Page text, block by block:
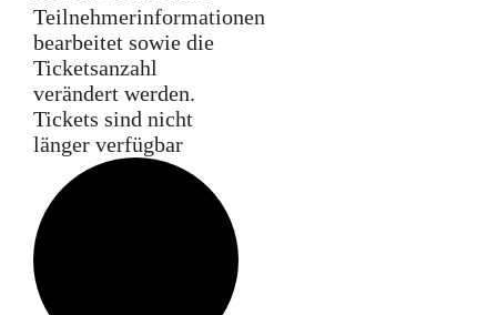
Teilnehmerinformationen
bearbeitet sowie die
Ticketsanzahl
verändert werden.
Tickets sind nicht
länger verfügbar